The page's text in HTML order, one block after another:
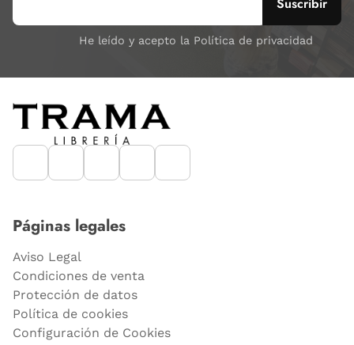
He leído y acepto la Política de privacidad
Páginas legales
Aviso Legal
Condiciones de venta
Protección de datos
Política de cookies
Configuración de Cookies